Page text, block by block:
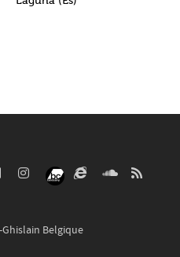
Ghislain Belgique